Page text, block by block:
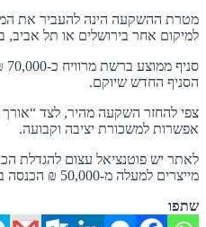
מטרת ההשקעה הינה להעביר את
למיקום אחר בירושלים או תל
הסניף החדש שיוקם.
צפי להחזר השקעה מהיר, לצד
אפשרות למשכורת יציבה וקבועה.
לאתר יש פוטנציאל עצום להגדלת
מייצרים למעלה מ-50,000 ₪ הכנסה בחודש.
שתפו